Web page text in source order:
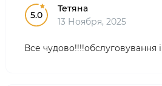
5.0
Тетяна
13 Ноября, 2025
Все чудово!!!!обслуговування і